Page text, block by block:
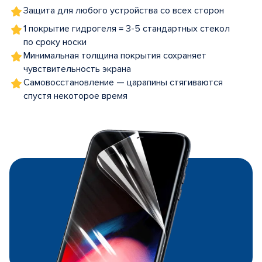
Защита для любого устройства со всех сторон
1 покрытие гидрогеля = 3-5 стандартных стекол
по сроку носки
Минимальная толщина покрытия сохраняет
чувствительность экрана
Самовосстановление — царапины стягиваются
спустя некоторое время